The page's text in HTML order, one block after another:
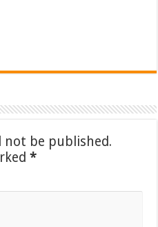
not be published.
*